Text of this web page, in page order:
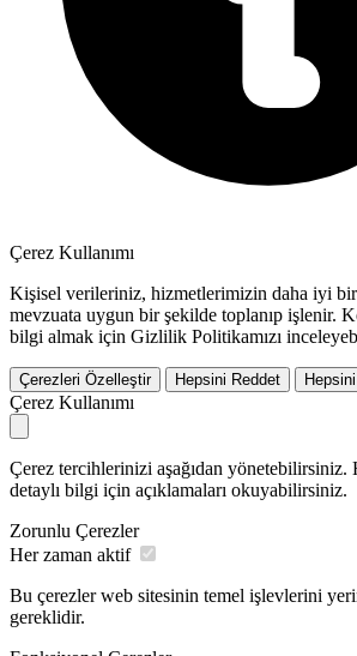
Çerez Kullanımı
Kişisel verileriniz, hizmetlerimizin daha iyi bir
mevzuata uygun bir şekilde toplanıp işlenir.
bilgi almak için Gizlilik Politikamızı
Çerezleri Özelleştir Hepsini Reddet
Çerez Kullanımı
Çerez tercihlerinizi aşağıdan yönetebilirsiniz.
detaylı bilgi için açıklamaları okuyabilirsiniz.
Zorunlu Çerezler
Her zaman aktif
Bu çerezler web sitesinin temel işlevlerini
gereklidir.